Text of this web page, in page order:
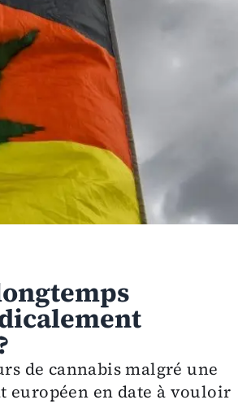
de cannabis malgré une
européen en date à vouloir